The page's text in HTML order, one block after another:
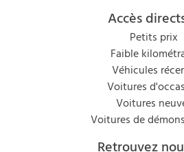
Accès
Petits prix
Faible
Véhicules
Voitures
Voitures
Voitures de